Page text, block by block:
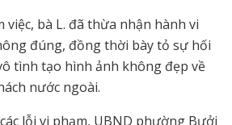
bà L. đã thừa nhận hành vi
đúng, đồng thời bày tỏ sự hối
tình tạo hình ảnh không đẹp về
nước ngoài.
lỗi vi phạm, UBND phường Bưởi